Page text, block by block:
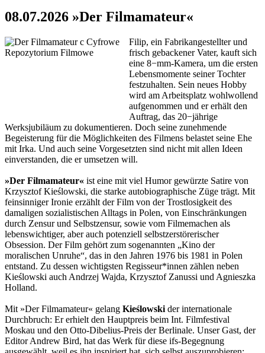
08.07.2026 »Der Filmamateur«
Filip, ein Fabrikangestellter und
frisch gebackener Vater, kauft sich
eine 8−mm-Kamera, um die ersten
Lebensmomente seiner Tochter
festzuhalten. Sein neues Hobby
wird am Arbeitsplatz wohlwollend
aufgenommen und er erhält den
Auftrag, das 20−jährige
Werksjubiläum zu dokumentieren. Doch seine zunehmende
Begeisterung für die Möglichkeiten des Filmens belastet seine Ehe
mit Irka. Und auch seine Vorgesetzten sind nicht mit allen Ideen
einverstanden, die er umsetzen will.
»Der Filmamateur« ist eine mit viel Humor gewürzte Satire von
Krzysztof Kieślowski, die starke autobiographische Züge trägt. Mit
feinsinniger Ironie erzählt der Film von der Trostlosigkeit des
damaligen sozialistischen Alltags in Polen, von Einschränkungen
durch Zensur und Selbstzensur, sowie vom Filmemachen als
lebenswichtiger, aber auch potenziell selbstzerstörerischer
Obsession. Der Film gehört zum sogenannten „Kino der
moralischen Unruhe“, das in den Jahren 1976 bis 1981 in Polen
entstand. Zu dessen wichtigsten Regisseur*innen zählen neben
Kieślowski auch Andrzej Wajda, Krzysztof Zanussi und Agnieszka
Holland.
Mit »Der Filmamateur« gelang Kieślowski der internationale
Durchbruch: Er erhielt den Hauptpreis beim Int. Filmfestival
Moskau und den Otto-Dibelius-Preis der Berlinale. Unser Gast, der
Editor Andrew Bird, hat das Werk für diese ifs-Begegnung